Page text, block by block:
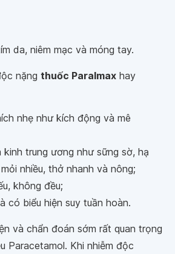
da, niêm mạc và móng tay.
nặng thuốc Paralmax hay
nhẹ như kích động và mê
trung ương như sững sờ, hạ
nhiều, thở nhanh và nông;
không đều;
có biểu hiện suy tuần hoàn.
và chẩn đoán sớm rất quan trọng
Paracetamol. Khi nhiễm độc